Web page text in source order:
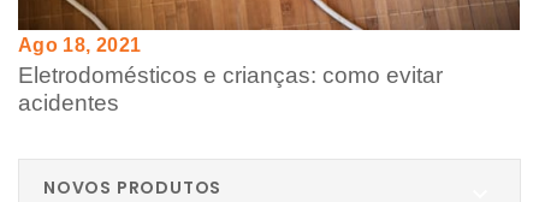
Ago 18, 2021
Eletrodomésticos e crianças: como evitar
acidentes
NOVOS PRODUTOS